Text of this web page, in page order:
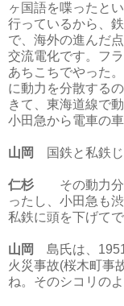
ヶ国語を喋ったと
行っているから、
で、海外の進んだ
交流電化です。フ
あちこちでやった
に動力を分散する
きて、東海道線で
小田急から電車の
山岡 国鉄と私鉄じ
仁杉
その動力分
ったし、小田急も
私鉄に頭を下げて
山岡
島氏は、
火災事故(桜木町事
ね。そのシコリの